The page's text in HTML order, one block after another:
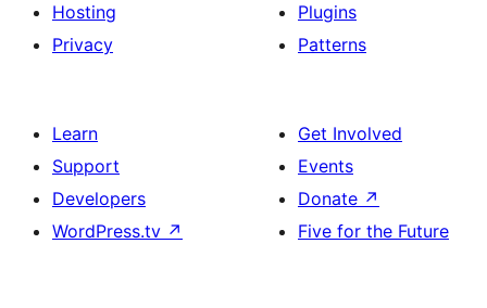
Hosting
Privacy
Plugins
Patterns
Learn
Support
Developers
WordPress.tv ↗
Get Involved
Events
Donate ↗
Five for the Future